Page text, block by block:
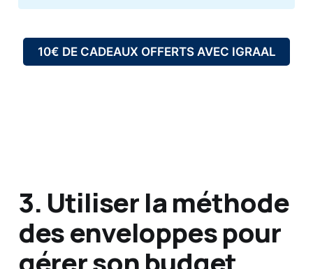
10€ DE CADEAUX OFFERTS AVEC IGRAAL
3. Utiliser la méthode
des enveloppes pour